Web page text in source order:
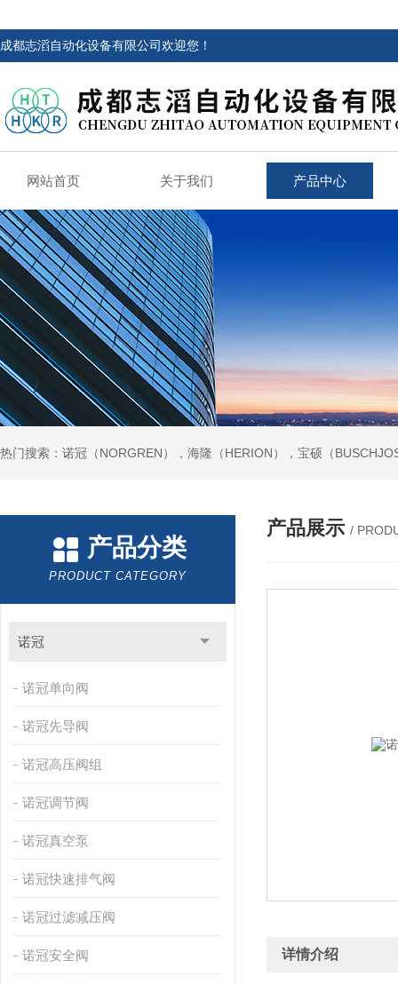
成都志滔自动化设备有限公司欢迎您！
网站首页 关于我们 产品中心
热门搜索：诺冠（NORGREN），海隆（HERION），宝硕（
产品分类
PRODUCT CATEGORY
诺冠
诺冠单向阀
诺冠先导阀
诺冠高压阀组
诺冠调节阀
诺冠真空泵
诺冠快速排气阀
诺冠过滤减压阀
诺冠安全阀
产品展示 /
详情介绍